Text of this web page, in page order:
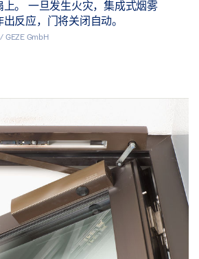
上。 一旦发生火灾，集成式烟雾
反应，门将关闭自动。
GEZE GmbH